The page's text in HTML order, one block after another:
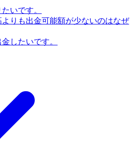
いです。
りも出金可能額が少ないのはなぜ
したいです。